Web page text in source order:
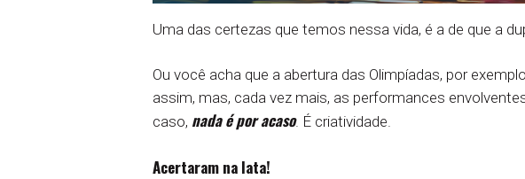
Uma das certezas que temos nessa vida, é a de que a
Ou você acha que a abertura das Olimpíadas, por
assim, mas, cada vez mais, as performances
caso, nada é por acaso. É criatividade.
Acertaram na lata!